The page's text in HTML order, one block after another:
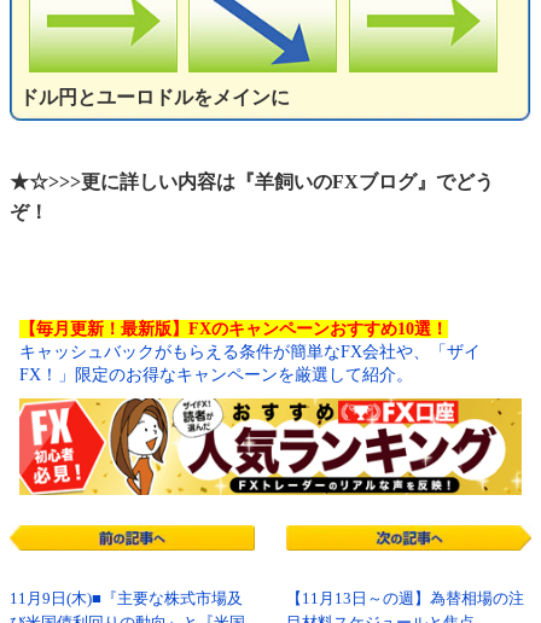
ドル円とユーロドルをメインに
★☆>>>更に詳しい内容は『羊飼いのFXブログ』でどう
ぞ！
【毎月更新！最新版】FXのキャンペーンおすすめ10選！
キャッシュバックがもらえる条件が簡単なFX会社や、「ザイ
FX！」限定のお得なキャンペーンを厳選して紹介。
11月9日(木)■『主要な株式市場及
【11月13日～の週】為替相場の注